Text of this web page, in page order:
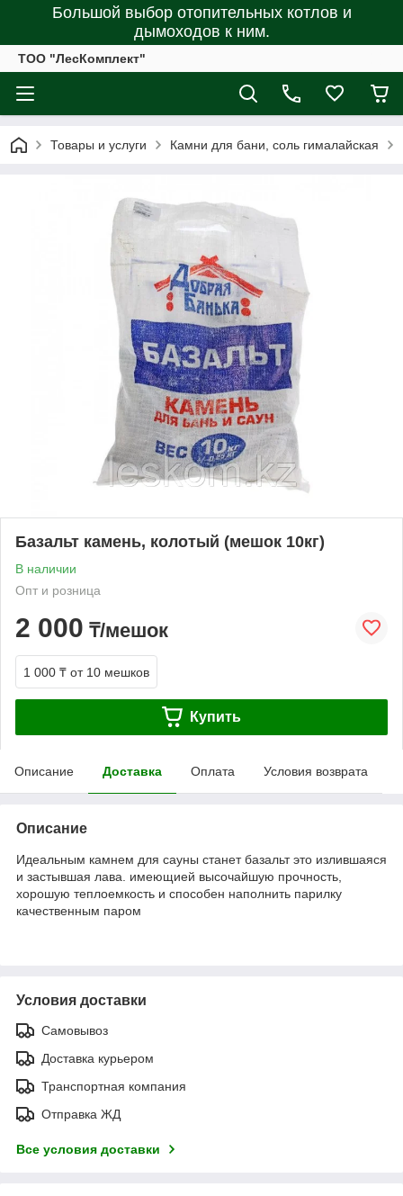
Большой выбор отопительных котлов и
дымоходов к ним.
ТОО "ЛесКомплект"
Товары и услуги Камни для бани, соль гималайская
Базальт камень, колотый (мешок 10кг)
В наличии
Опт и розница
2 000 ₸/мешок
1 000 ₸ от 10 мешков
Купить
Описание Доставка Оплата Условия возврата
Описание
Идеальным камнем для сауны станет базальт это излившаяся
и застывшая лава. имеющией высочайшую прочность,
хорошую теплоемкость и способен наполнить парилку
качественным паром
Условия доставки
Самовывоз
Доставка курьером
Транспортная компания
Отправка ЖД
Все условия доставки